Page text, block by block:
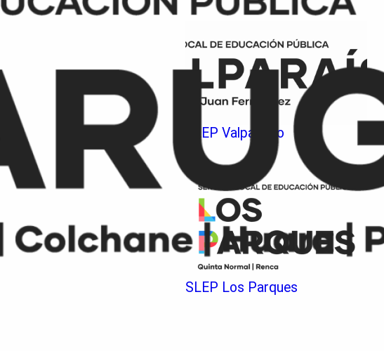
SLEP Valparaíso
SLEP Los Parques